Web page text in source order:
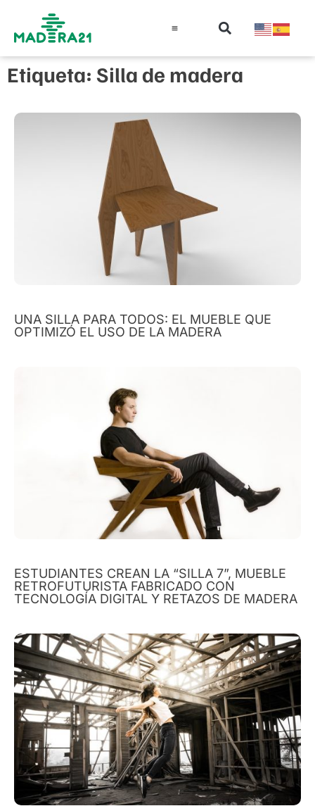
Etiqueta: Silla de madera
UNA SILLA PARA TODOS: EL MUEBLE QUE
OPTIMIZÓ EL USO DE LA MADERA
ESTUDIANTES CREAN LA “SILLA 7”, MUEBLE
RETROFUTURISTA FABRICADO CON
TECNOLOGÍA DIGITAL Y RETAZOS DE MADERA